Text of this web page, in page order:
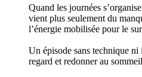
Quand les journées
vient plus seulement du
l’énergie mobilisée pour le
Un épisode sans technique
regard et redonner au